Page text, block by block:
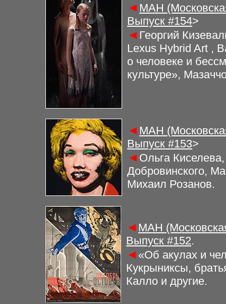
◄ МАН
Выпуск #154>
◄ Георгий
Lexus Hybrid Art ,
о человеке и
культуре»,
◄ МАН
Выпуск #153>
◄ Ольга
Добровинского,
Михаил Розанов.
◄ МАН
Выпуск #152.
◄ «Об акулах и
Кукрыниксы,
Калло и другие.